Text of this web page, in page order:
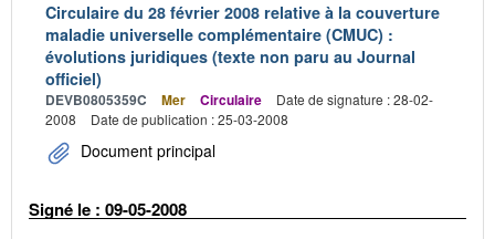
Circulaire du 28 février 2008 relative à la couverture
maladie universelle complémentaire (CMUC) :
évolutions juridiques (texte non paru au Journal
officiel)
DEVB0805359C Mer Circulaire
Date de signature : 28-02-
2008
Date de publication : 25-03-2008
Document principal
Signé le : 09-05-2008